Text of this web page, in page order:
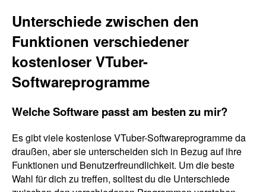
Unterschiede zwischen den
Funktionen verschiedener
kostenloser VTuber-
Softwareprogramme
Welche Software passt am besten zu mir?
Es gibt viele kostenlose VTuber-Softwareprogramme da
draußen, aber sie unterscheiden sich in Bezug auf ihre
Funktionen und Benutzerfreundlichkeit. Um die beste
Wahl für dich zu treffen, solltest du die Unterschiede